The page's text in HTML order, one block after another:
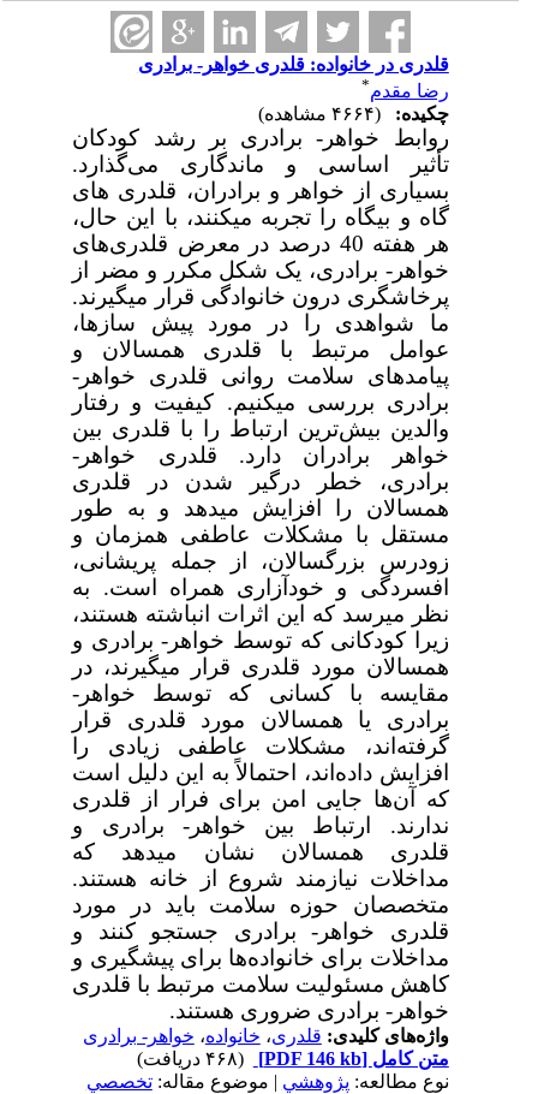
قلدری در خانواده: قلدری خواهر- برادری
رضا مقدم
چکیده:
روابط خواهر- برادری بر رشد کودکان
تأثیر اساسی و ماندگاری می‌گذارد.
بسیاری از خواهر و برادران، قلدری­ های
گاه و بیگاه را تجربه می­کنند، با این حال،
هر هفته 40 درصد در معرض قلدری‌های
خواهر- برادری، یک شکل مکرر و مضر از
پرخاشگری درون خانوادگی قرار می­گیرند.
ما شواهدی را در مورد پیش سازها،
عوامل مرتبط با قلدری همسالان و
پیامدهای سلامت روانی قلدری خواهر-
برادری بررسی می­کنیم. کیفیت و رفتار
والدین بیش‌ترین ارتباط را با قلدری بین
خواهر برادران دارد. قلدری خواهر-
برادری، خطر درگیر شدن در قلدری
همسالان را افزایش می­دهد و به طور
مستقل با مشکلات عاطفی همزمان و
زودرس بزرگسالان، از جمله پریشانی،
افسردگی و خودآزاری همراه است. به
نظر می­رسد که این اثرات انباشته هستند،
زیرا کودکانی که توسط خواهر- برادری و
همسالان مورد قلدری قرار می­گیرند، در
مقایسه با کسانی که توسط خواهر-
برادری یا همسالان مورد قلدری قرار
گرفته‌اند، مشکلات عاطفی زیادی را
افزایش داده‌اند، احتمالاً به این دلیل است
که آن‌ها جایی امن برای فرار از قلدری
ندارند. ارتباط بین خواهر- برادری و
قلدری همسالان نشان می­دهد که
مداخلات نیازمند شروع از خانه هستند.
متخصصان حوزه سلامت باید در مورد
قلدری خواهر- برادری جستجو کنند و
مداخلات برای خانواده‌ها برای پیشگیری و
کاهش مسئولیت سلامت مرتبط با قلدری
خواهر- برادری ضروری هستند.
واژه‌های کلیدی:قلدری،خانواده،خواهر- برادری
متن کامل[PDF 146 kb]
نوع مطالعه:پژوهشي| موضوع مقاله:تخصصي